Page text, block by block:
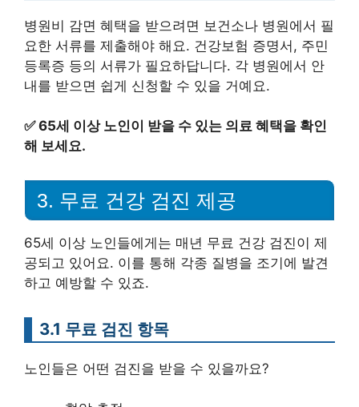
병원비 감면 혜택을 받으려면 보건소나 병원에서 필
요한 서류를 제출해야 해요. 건강보험 증명서, 주민
등록증 등의 서류가 필요하답니다. 각 병원에서 안
내를 받으면 쉽게 신청할 수 있을 거예요.
✅65세 이상 노인이 받을 수 있는 의료 혜택을 확인
해 보세요.
3. 무료 건강 검진 제공
65세 이상 노인들에게는 매년 무료 건강 검진이 제
공되고 있어요. 이를 통해 각종 질병을 조기에 발견
하고 예방할 수 있죠.
3.1 무료 검진 항목
노인들은 어떤 검진을 받을 수 있을까요?